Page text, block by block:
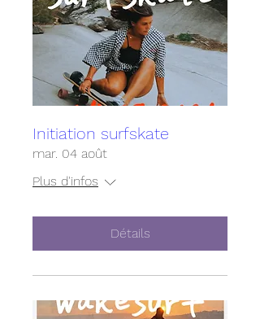
Initiation surfskate
mar. 04 août
Plus d'infos
Détails